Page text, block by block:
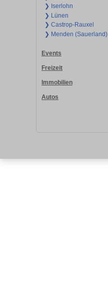
❯ Iserlohn
❯ Lünen
❯ Castrop-Rauxel
❯ Menden (Sauerland)
Events
Freizeit
Immobilien
Autos